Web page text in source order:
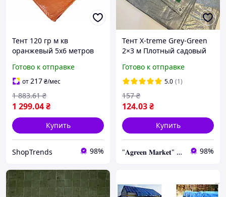
Тент 120 гр м кв
оранжевый 5х6 метров
водостойкий для беседки
навеса укрытия от дождя
и солнц
Готово к отправке
от217₴/мес
1 299.04₴
1 883.61 ₴
Купить
ShopTrends 98%
Тент X-treme Grey-Green
2×3 м Плотный садовый
сена
Готово к отправке
5.0 (1)
124.03₴
157 ₴
Купить
"𝐀𝐠𝐫𝐞𝐞𝐧 𝐌𝐚𝐫𝐤𝐞𝐭" – Выращивайте мечту, а мы позаботимся обо всем остальном! 98%